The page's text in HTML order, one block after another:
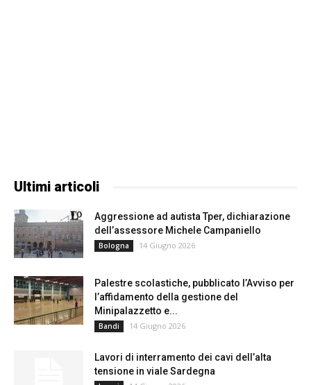
Ultimi articoli
Aggressione ad autista Tper, dichiarazione
dell’assessore Michele Campaniello
Bologna 14 Giugno 2026
Palestre scolastiche, pubblicato l’Avviso per
l’affidamento della gestione del
Minipalazzetto e...
Bandi 14 Giugno 2026
Lavori di interramento dei cavi dell’alta
tensione in viale Sardegna